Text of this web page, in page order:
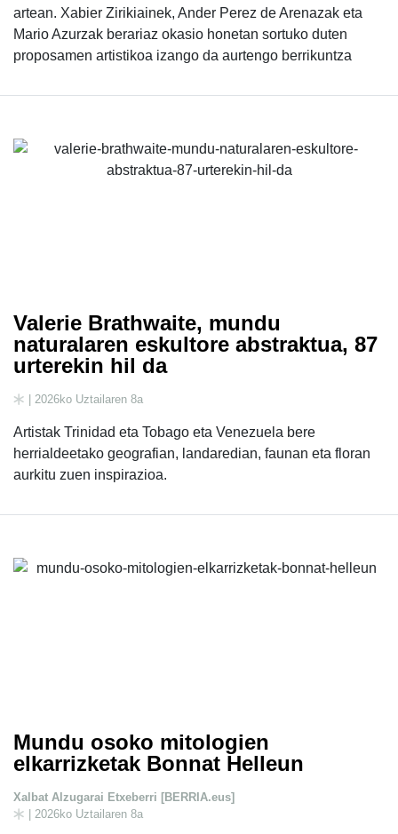
artean. Xabier Zirikiainek, Ander Perez de Arenazak eta
Mario Azurzak berariaz okasio honetan sortuko duten
proposamen artistikoa izango da aurtengo berrikuntza
Valerie Brathwaite, mundu
naturalaren eskultore abstraktua, 87
urterekin hil da
| 2026ko Uztailaren 8a
Artistak Trinidad eta Tobago eta Venezuela bere
herrialdeetako geografian, landaredian, faunan eta floran
aurkitu zuen inspirazioa.
Mundu osoko mitologien
elkarrizketak Bonnat Helleun
Xalbat Alzugarai Etxeberri [BERRIA.eus]
| 2026ko Uztailaren 8a